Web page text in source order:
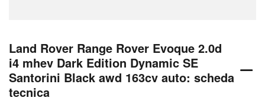
Land Rover Range Rover Evoque 2.0d
i4 mhev Dark Edition Dynamic SE
Santorini Black awd 163cv auto: scheda
tecnica